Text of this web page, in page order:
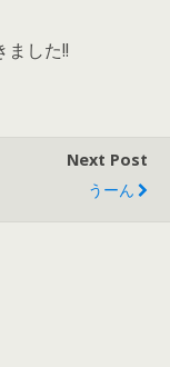
ました!!
Next Post
うーん